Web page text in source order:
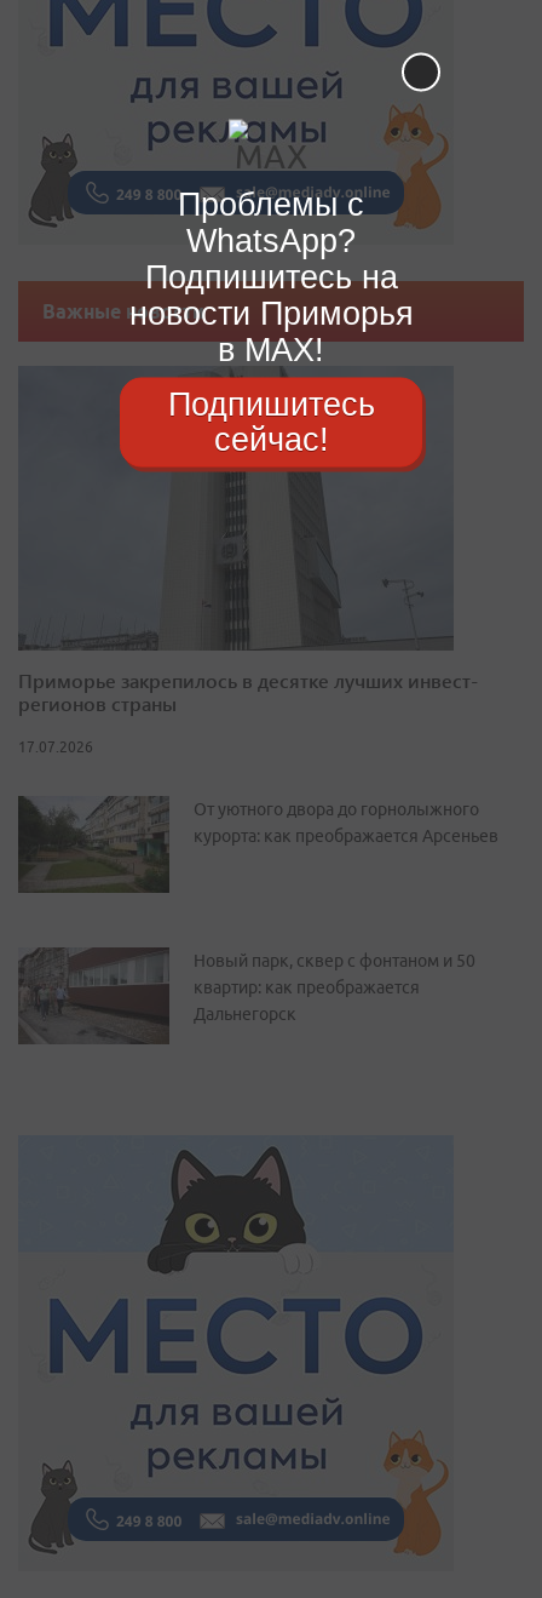
Важные новости
Приморье закрепилось в десятке лучших инвест-
регионов страны
17.07.2026
От уютного двора до горнолыжного
курорта: как преображается Арсеньев
Новый парк, сквер с фонтаном и 50
квартир: как преображается
Дальнегорск
Проблемы с
WhatsApp?
Подпишитесь на
новости Приморья
в MAX!
Подпишитесь
сейчас!